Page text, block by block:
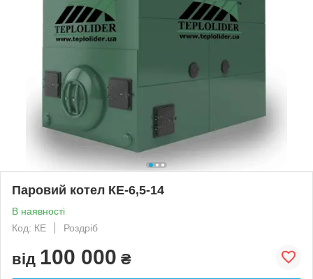
Паровий котел КЕ-6,5-14
В наявності
Код: КЕ
Роздріб
від 100 000 ₴